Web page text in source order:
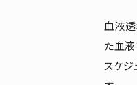
血液透
た血
スケジ